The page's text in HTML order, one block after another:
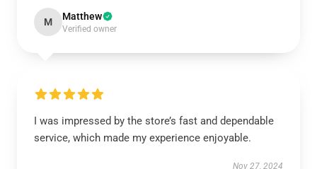
M Matthew
Verified owner
I was impressed by the store’s fast and dependable
service, which made my experience enjoyable.
Nov 27, 2024